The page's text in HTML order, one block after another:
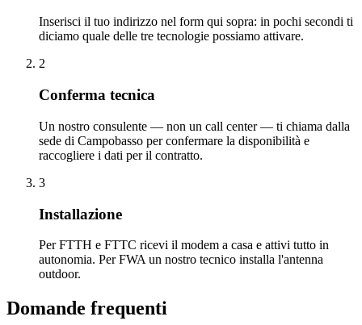
Inserisci il tuo indirizzo nel form qui sopra: in pochi secondi ti
diciamo quale delle tre tecnologie possiamo attivare.
2
Conferma tecnica
Un nostro consulente — non un call center — ti chiama dalla
sede di Campobasso per confermare la disponibilità e
raccogliere i dati per il contratto.
3
Installazione
Per FTTH e FTTC ricevi il modem a casa e attivi tutto in
autonomia. Per FWA un nostro tecnico installa l'antenna
outdoor.
Domande frequenti